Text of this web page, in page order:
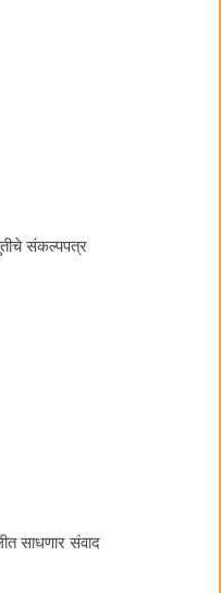
संकल्पपत्र
साधणार संवाद